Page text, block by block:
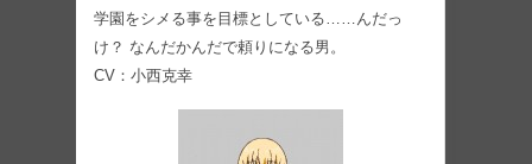
学園をシメる事を目標としている……んだっ
け？ なんだかんだで頼りになる男。
CV：⼩⻄克幸